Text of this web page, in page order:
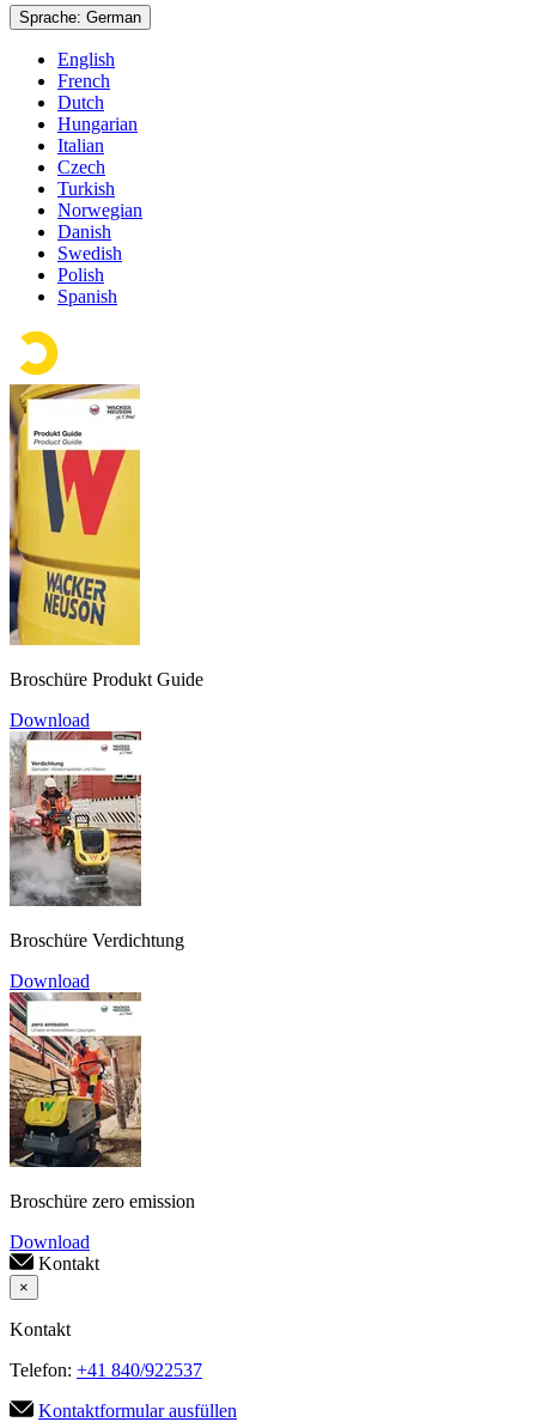
Sprache: German
English
French
Dutch
Hungarian
Italian
Czech
Turkish
Norwegian
Danish
Swedish
Polish
Spanish
Broschüre Produkt Guide
Download
Broschüre Verdichtung
Download
Broschüre zero emission
Download
Kontakt
×
Kontakt
Telefon: +41 840/922537
Kontaktformular ausfüllen